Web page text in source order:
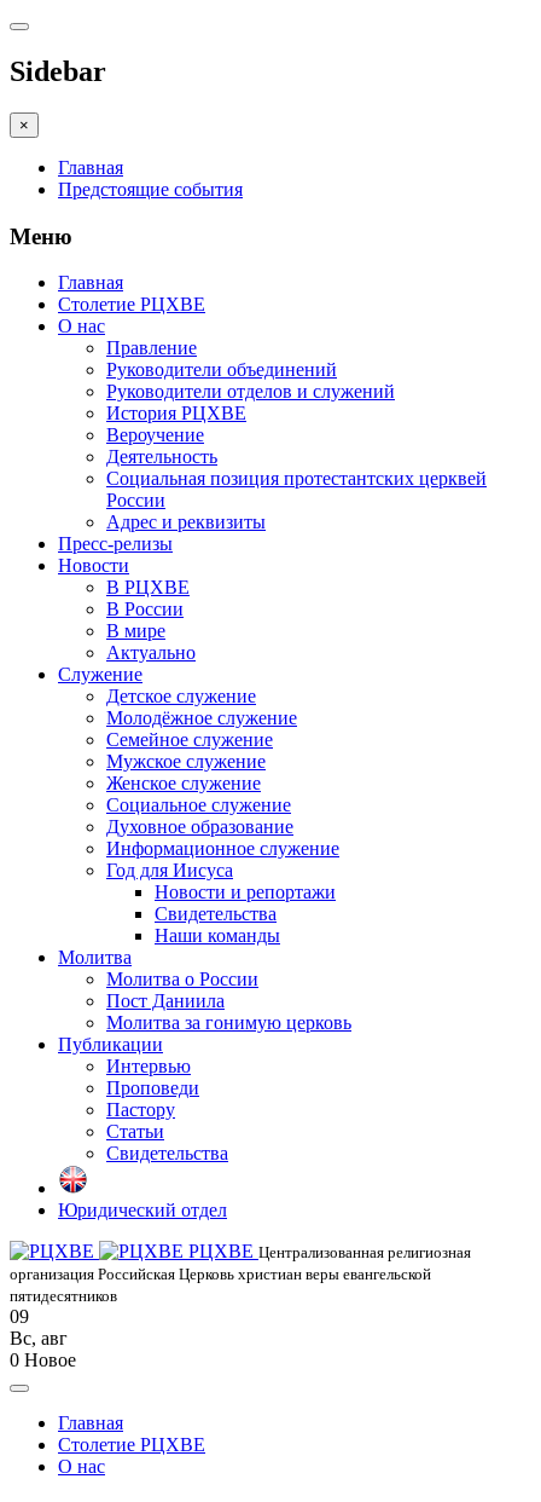
Sidebar
×
Главная
Предстоящие события
Меню
Главная
Столетие РЦХВЕ
О нас
Правление
Руководители объединений
Руководители отделов и служений
История РЦХВЕ
Вероучение
Деятельность
Социальная позиция протестантских церквей
России
Адрес и реквизиты
Пресс-релизы
Новости
В РЦХВЕ
В России
В мире
Актуально
Служение
Детское служение
Молодёжное служение
Семейное служение
Мужское служение
Женское служение
Социальное служение
Духовное образование
Информационное служение
Год для Иисуса
Новости и репортажи
Свидетельства
Наши команды
Молитва
Молитва о России
Пост Даниила
Молитва за гонимую церковь
Публикации
Интервью
Проповеди
Пастору
Статьи
Свидетельства
Юридический отдел
РЦХВЕ Централизованная религиозная
организация Российская Церковь христиан веры евангельской
пятидесятников
09
Вс, авг
0 Новое
Главная
Столетие РЦХВЕ
О нас